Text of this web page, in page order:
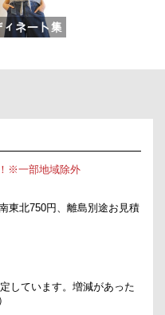
※一部地域除外
東北750円、離島別途お見積
しています。増減があった